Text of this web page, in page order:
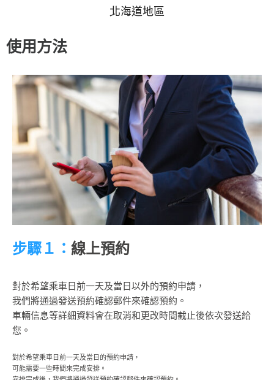
北海道地區
使用方法
步驟 １： 線上預約
對於希望乘車日前一天及當日以外的預約申請，
我們將通過發送預約確認郵件來確認預約。
車輛信息等詳細資料會在取消和更改時間截止後依次發送給
您。
對於希望乘車日前一天及當日的預約申請，
可能需要一些時間來完成安排。